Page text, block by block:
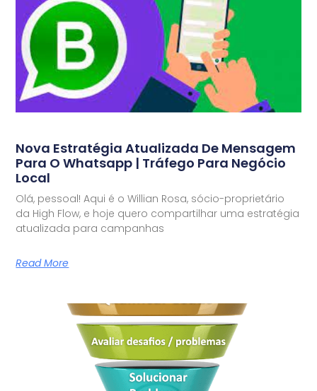
Nova Estratégia Atualizada De Mensagem
Para O Whatsapp | Tráfego Para Negócio
Local
Olá, pessoal! Aqui é o Willian Rosa, sócio-proprietário
da High Flow, e hoje quero compartilhar uma estratégia
atualizada para campanhas
Read More